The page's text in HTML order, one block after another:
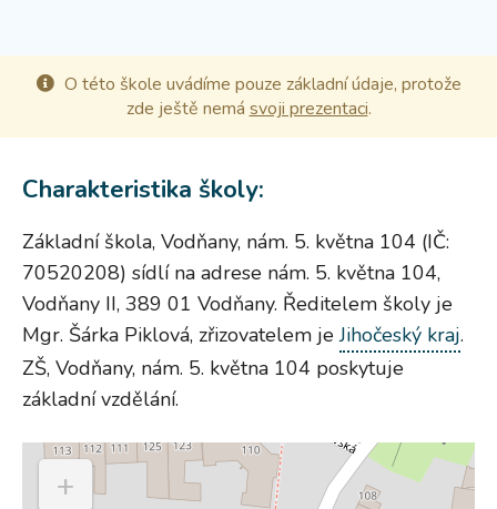
O této škole uvádíme pouze základní údaje, protože
zde ještě nemá svoji prezentaci.
Charakteristika školy:
Základní škola, Vodňany, nám. 5. května 104 (IČ:
70520208) sídlí na adrese nám. 5. května 104,
Vodňany II, 389 01 Vodňany. Ředitelem školy je
Mgr. Šárka Piklová, zřizovatelem jeJihočeský kraj.
ZŠ, Vodňany, nám. 5. května 104 poskytuje
základní vzdělání.
+